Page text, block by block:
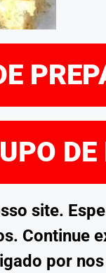
DE
site.
Continue
por